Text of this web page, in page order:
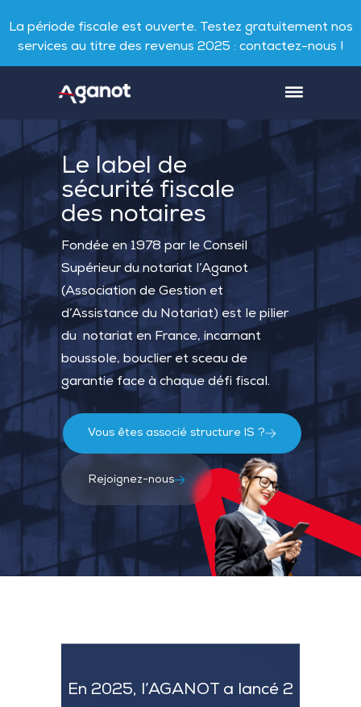
La période fiscale est ouverte. Testez gratuitement nos
services au titre des revenus 2025 : contactez-nous !
Le label de
sécurité fiscale
des notaires
Fondée en 1978 par le Conseil
Supérieur du notariat l’Aganot
(Association de Gestion et
d’Assistance du Notariat) est le pilier
du notariat en France, incarnant
boussole, bouclier et sceau de
garantie face à chaque défi fiscal.
Vous êtes associé structure IS ?
Rejoignez-nous
En 2025, l’AGANOT a lancé 2